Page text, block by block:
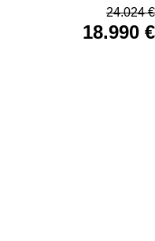
24.024€
18.990 €